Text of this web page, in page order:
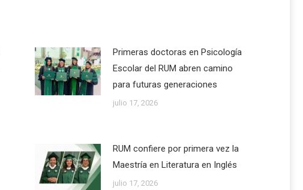
Primeras doctoras en Psicología
Escolar del RUM abren camino
para futuras generaciones
julio 17, 2026
RUM confiere por primera vez la
Maestría en Literatura en Inglés
julio 17, 2026